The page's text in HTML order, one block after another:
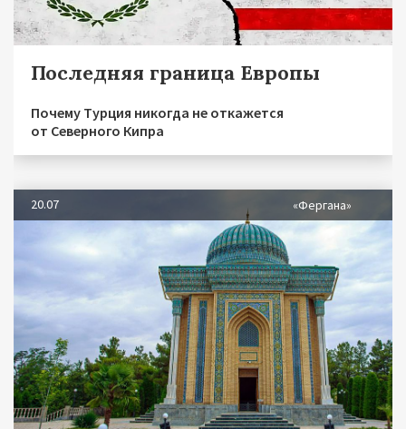
Последняя граница Европы
Почему Турция никогда не откажется
от Северного Кипра
20.07 «Фергана»